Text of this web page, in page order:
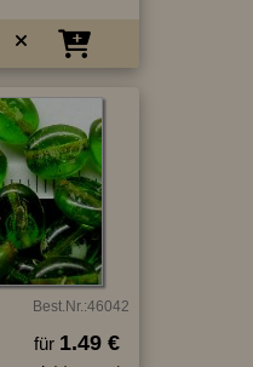
Best.Nr.:46042
für 1.49 €